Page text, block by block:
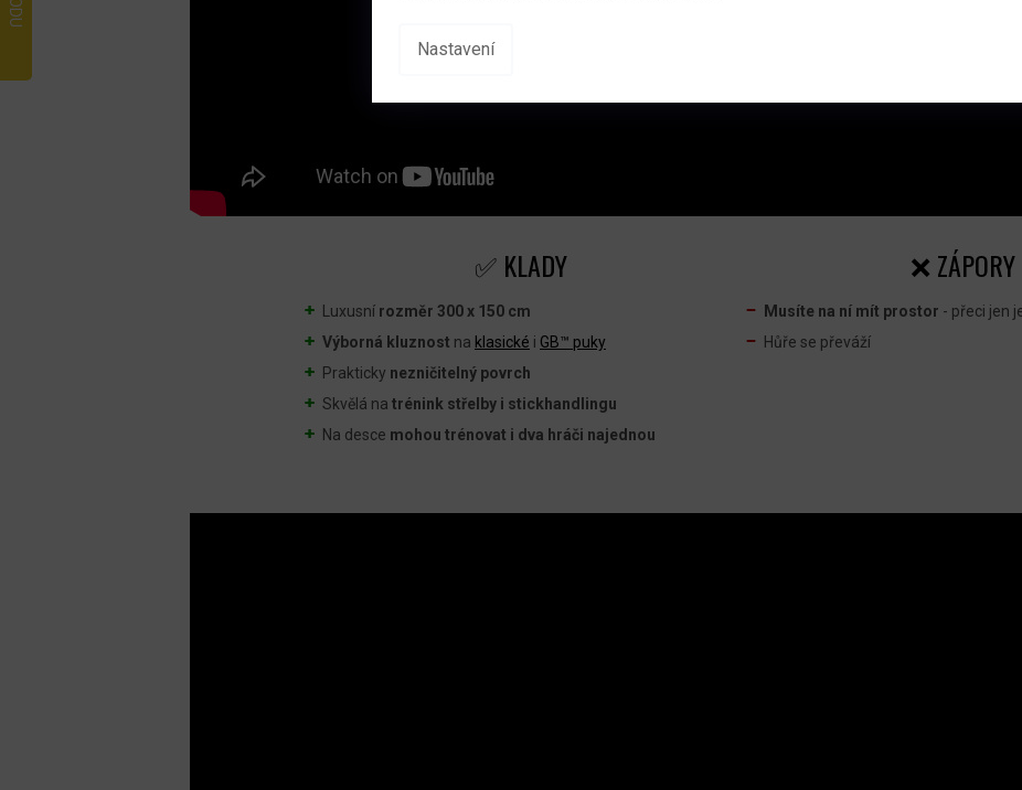
Nastavení
✅ KLADY
Luxusní rozměr 300 x 150 cm
Výborná kluznost na klasické i GB™ puky
Prakticky nezničitelný povrch
Skvělá na trénink střelby i stickhandlingu
Na desce mohou trénovat i dva hráči najednou
❌ ZÁPORY
Musíte na ní mít prostor - přeci jen
Hůře se převáží